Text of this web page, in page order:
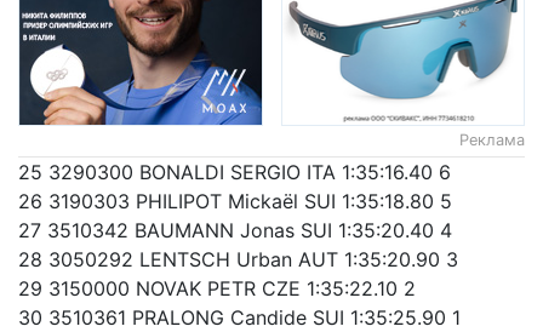
Реклама
25 3290300 BONALDI SERGIO ITA 1:35:16.40 6
26 3190303 PHILIPOT Mickaël SUI 1:35:18.80 5
27 3510342 BAUMANN Jonas SUI 1:35:20.40 4
28 3050292 LENTSCH Urban AUT 1:35:20.90 3
29 3150000 NOVAK PETR CZE 1:35:22.10 2
30 3510361 PRALONG Candide SUI 1:35:25.90 1